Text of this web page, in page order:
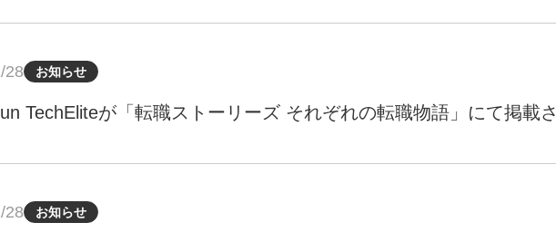
28 お知らせ
TechEliteが「転職ストーリーズ それぞれの転職物語」にて掲載さ
28 お知らせ